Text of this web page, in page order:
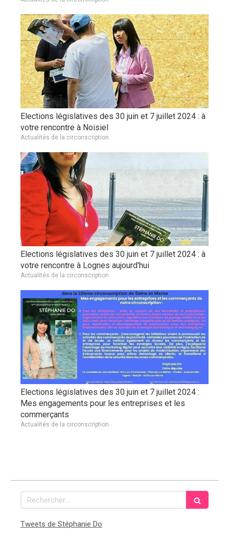
Elections législatives des 30 juin et 7 juillet 2024 : à
votre rencontre à Noisiel
Actualités de la circonscription
Elections législatives des 30 juin et 7 juillet 2024 : à
votre rencontre à Lognes aujourd'hui
Actualités de la circonscription
Elections législatives des 30 juin et 7 juillet 2024 :
Mes engagements pour les entreprises et les
commerçants
Actualités de la circonscription
Rechercher
Tweets de Stéphanie Do